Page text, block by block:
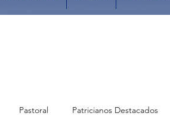
Pastoral Patricianos Destacados